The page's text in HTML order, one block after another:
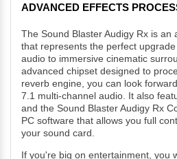
ADVANCED EFFECTS
The Sound Blaster Audigy Rx is an
that represents the perfect
audio to immersive cinematic
advanced chipset designed to
reverb engine, you can look
7.1 multi-channel audio. It also
and the Sound Blaster Audigy Rx
PC software that allows you full
your sound card.
If you're big on entertainment, you